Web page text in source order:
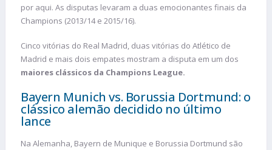
por aqui. As disputas levaram a duas emocionantes finais da
Champions (2013/14 e 2015/16).
Cinco vitórias do Real Madrid, duas vitórias do Atlético de
Madrid e mais dois empates mostram a disputa em um dos
maiores clássicos da Champions League.
Bayern Munich vs. Borussia Dortmund: o
clássico alemão decidido no último
lance
Na Alemanha, Bayern de Munique e Borussia Dortmund são